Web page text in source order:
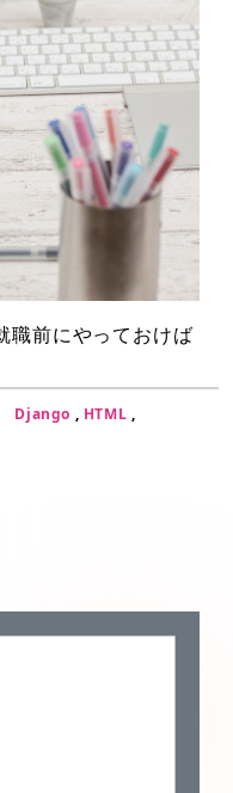
職前にやっておけば
Django , HTML ,